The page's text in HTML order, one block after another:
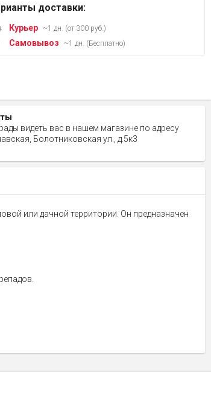
доставки:
Курьер ~1 дн. (от 300 руб.)
Самовывоз ~1 дн. (Бесплатно)
видеть вас в нашем магазине по адресу
Болотниковская ул., д.5к3
или дачной территории. Он предназначен